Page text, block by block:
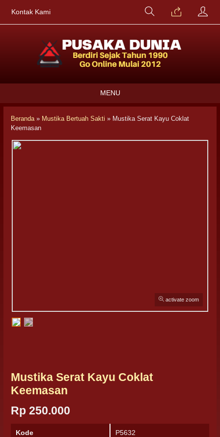
Kontak Kami
MENU
Beranda» Mustika Bertuah Sakti » Mustika Serat Kayu Coklat
Keemasan
activate zoom
Mustika Serat Kayu Coklat
Keemasan
Rp 250.000
Kode P5632